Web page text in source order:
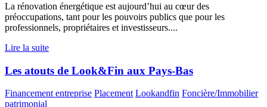
La rénovation énergétique est aujourd’hui au cœur des
préoccupations, tant pour les pouvoirs publics que pour les
professionnels, propriétaires et investisseurs....
Lire la suite
Les atouts de Look&Fin aux Pays-Bas
Financement entreprise Placement Lookandfin Foncière/Immobilier
patrimonial